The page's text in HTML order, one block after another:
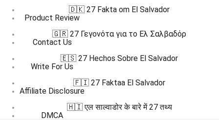
Product Review
Contact Us
Write For Us
Affiliate Disclosure
DMCA
🇩🇰 27 Fakta om El Salvador
🇬🇷 27 Γεγονότα για το Ελ Σαλβαδόρ
🇪🇸 27 Hechos Sobre El Salvador
🇫🇮 27 Faktaa El Salvador
🇭🇮 एल साल्वाडोर के बारे में 27 तथ्य